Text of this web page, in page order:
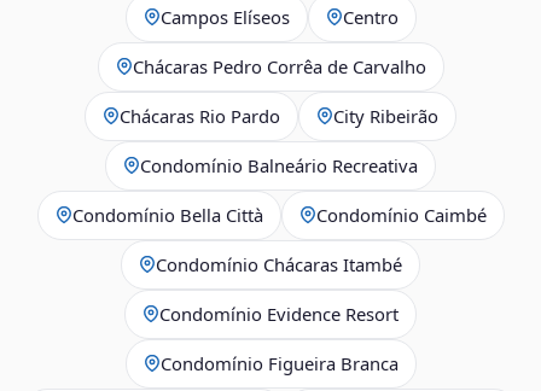
Campos Elíseos Centro
Chácaras Pedro Corrêa de Carvalho
Chácaras Rio Pardo City Ribeirão
Condomínio Balneário Recreativa
Condomínio Bella Città Condomínio Caimbé
Condomínio Chácaras Itambé
Condomínio Evidence Resort
Condomínio Figueira Branca